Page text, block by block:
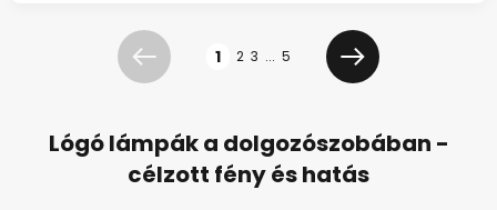
Előző 1 2 3 ... 5
Következő
Lógó lámpák a dolgozószobában -
célzott fény és hatás